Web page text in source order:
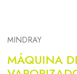
MINDRAY
MÁQUINA